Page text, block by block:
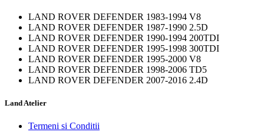
LAND ROVER DEFENDER 1983-1994 V8
LAND ROVER DEFENDER 1987-1990 2.5D
LAND ROVER DEFENDER 1990-1994 200TDI
LAND ROVER DEFENDER 1995-1998 300TDI
LAND ROVER DEFENDER 1995-2000 V8
LAND ROVER DEFENDER 1998-2006 TD5
LAND ROVER DEFENDER 2007-2016 2.4D
Land Atelier
Termeni si Conditii